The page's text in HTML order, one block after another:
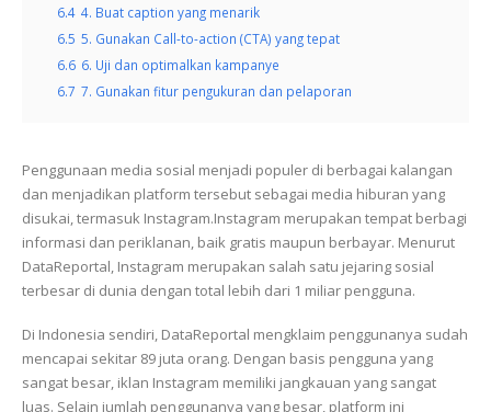
6.4 4. Buat caption yang menarik
6.5 5. Gunakan Call-to-action (CTA) yang tepat
6.6 6. Uji dan optimalkan kampanye
6.7 7. Gunakan fitur pengukuran dan pelaporan
Penggunaan media sosial menjadi populer di berbagai kalangan
dan menjadikan platform tersebut sebagai media hiburan yang
disukai, termasuk Instagram.Instagram merupakan tempat berbagi
informasi dan periklanan, baik gratis maupun berbayar. Menurut
DataReportal, Instagram merupakan salah satu jejaring sosial
terbesar di dunia dengan total lebih dari 1 miliar pengguna.
Di Indonesia sendiri, DataReportal mengklaim penggunanya sudah
mencapai sekitar 89 juta orang. Dengan basis pengguna yang
sangat besar, iklan Instagram memiliki jangkauan yang sangat
luas. Selain jumlah penggunanya yang besar, platform ini